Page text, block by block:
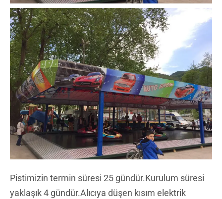
Pistimizin termin süresi 25 gündür.Kurulum süresi
yaklaşık 4 gündür.Alıcıya düşen kısım elektrik